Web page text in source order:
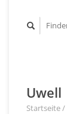
Uwell
Startseite/